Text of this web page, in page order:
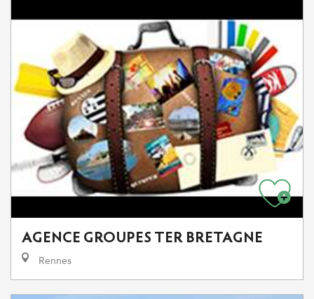
AGENCE GROUPES TER BRETAGNE
Rennes